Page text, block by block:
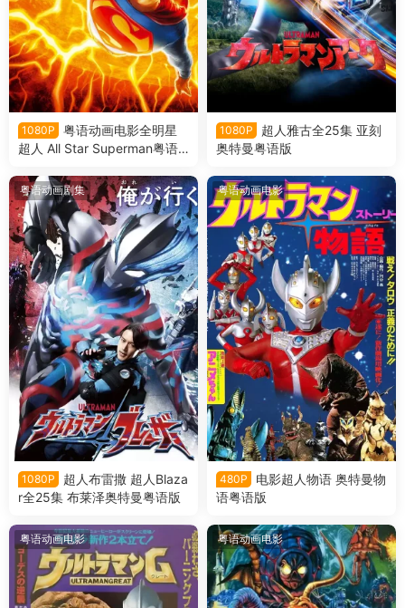
1080P
粤语动画电影全明星
超人 All Star Superman粤语
1080P
超人雅古全25集 亚刻
奥特曼粤语版
粤语动画剧集
1080P
超人布雷撒 超人Blaza
r全25集 布莱泽奥特曼粤语版
粤语动画电影
480P
电影超人物语 奥特曼物
语粤语版
粤语动画电影 粤语动画电影